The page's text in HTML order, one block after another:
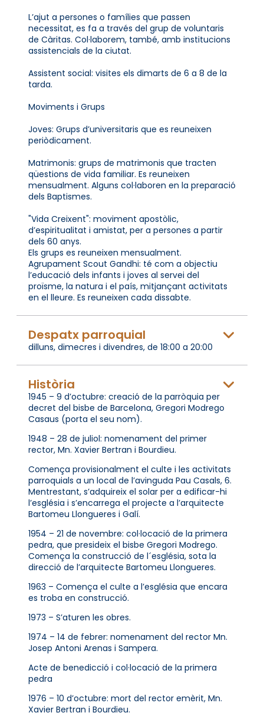
L’ajut a persones o famílies que passen
necessitat, es fa a través del grup de voluntaris
de Càritas. Col·laborem, també, amb institucions
assistencials de la ciutat.
Assistent social: visites els dimarts de 6 a 8 de la
tarda.
Moviments i Grups
Joves: Grups d’universitaris que es reuneixen
periòdicament.
Matrimonis: grups de matrimonis que tracten
qüestions de vida familiar. Es reuneixen
mensualment. Alguns col·laboren en la preparació
dels Baptismes.
"Vida Creixent": moviment apostòlic,
d’espiritualitat i amistat, per a persones a partir
dels 60 anys.
Els grups es reuneixen mensualment.
Agrupament Scout Gandhi: té com a objectiu
l’educació dels infants i joves al servei del
proïsme, la natura i el país, mitjançant activitats
en el lleure. Es reuneixen cada dissabte.
Despatx parroquial
dilluns, dimecres i divendres, de 18:00 a 20:00
Història
1945 – 9 d’octubre: creació de la parròquia per
decret del bisbe de Barcelona, Gregori Modrego
Casaus (porta el seu nom).
1948 – 28 de juliol: nomenament del primer
rector, Mn. Xavier Bertran i Bourdieu.
Comença provisionalment el culte i les activitats
parroquials a un local de l’avinguda Pau Casals, 6.
Mentrestant, s’adquireix el solar per a edificar-hi
l’església i s’encarrega el projecte a l’arquitecte
Bartomeu Llongueres i Galí.
1954 – 21 de novembre: col·locació de la primera
pedra, que presideix el bisbe Gregori Modrego.
Comença la construcció de l´església, sota la
direcció de l’arquitecte Bartomeu Llongueres.
1963 – Comença el culte a l’església que encara
es troba en construcció.
1973 – S’aturen les obres.
1974 – 14 de febrer: nomenament del rector Mn.
Josep Antoni Arenas i Sampera.
Acte de benedicció i col·locació de la primera
pedra
1976 – 10 d’octubre: mort del rector emèrit, Mn.
Xavier Bertran i Bourdieu.